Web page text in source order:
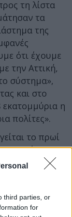
third parties, or
for
τη λίστα
τα
της
ότι έχουμε
την Αττική,
σύστημα»,
και στο
η
πολίτες».
το πρωί
ευρώ, ο
είναι
αλλά το
την ίδια
ασθενείς